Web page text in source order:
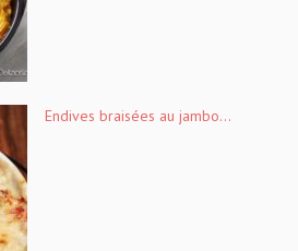
Endives braisées au jambo...